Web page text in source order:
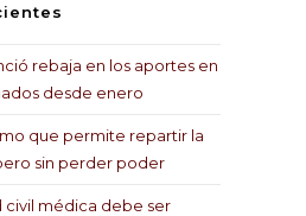
rebaja en los aportes en
desde enero
que permite repartir la
sin perder poder
civil médica debe ser